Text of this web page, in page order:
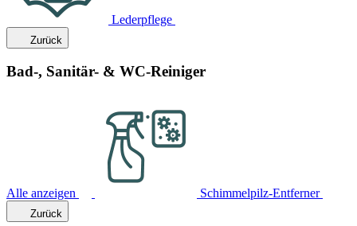
Lederpflege
Zurück
Bad-, Sanitär- & WC-Reiniger
Alle anzeigen Schimmelpilz-Entferner
Zurück